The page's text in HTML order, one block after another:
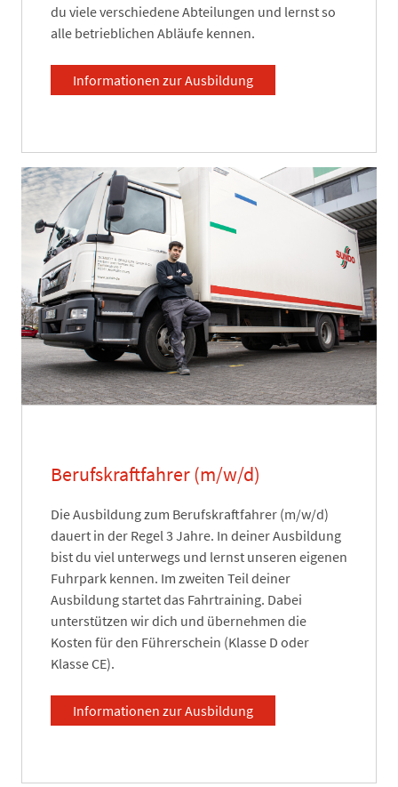
du viele verschiedene Abteilungen und lernst so
alle betrieblichen Abläufe kennen.
Informationen zur Ausbildung
Berufskraftfahrer (m/w/d)
Die Ausbildung zum Berufskraftfahrer (m/w/d)
dauert in der Regel 3 Jahre. In deiner Ausbildung
bist du viel unterwegs und lernst unseren eigenen
Fuhrpark kennen. Im zweiten Teil deiner
Ausbildung startet das Fahrtraining. Dabei
unterstützen wir dich und übernehmen die
Kosten für den Führerschein (Klasse D oder
Klasse CE).
Informationen zur Ausbildung